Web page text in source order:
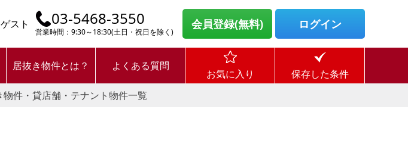
ゲスト 03-5468-3550
営業時間：9:30～18:30(土日・祝日を除く)
会員登録(無料) ログイン
居抜き物件とは？ よくある質問
お気に入り
保存した条件
物件・貸店舗・テナント物件一覧